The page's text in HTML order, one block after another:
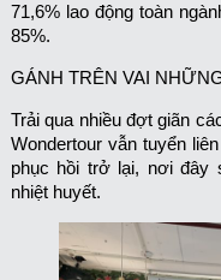
71,6% lao động toàn
85%.
GÁNH TRÊN VAI
Trải qua nhiều đợt giãn
Wondertour vẫn tuyển
phục hồi trở lại, nơi đây
nhiệt huyết.